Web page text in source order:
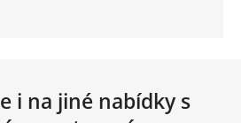
i na jiné nabídky s